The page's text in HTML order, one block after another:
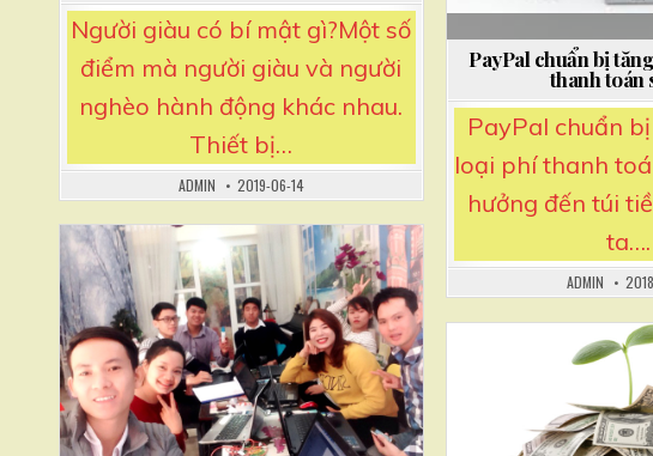
Người giàu có bí mật gì?Một số
điểm mà người giàu và người
nghèo hành động khác nhau.
Thiết bị…
ADMIN 2019-06-14
PayPal chuẩn bị
thanh toán
PayPal chuẩn
loại phí thanh
hưởng đến túi
ta….
ADMIN
Posted
in